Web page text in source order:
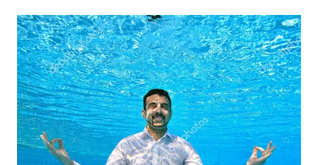
TANI
WAHANA
ADVOKAT
WAHANA
INFRASTRUKTUR
WAHANA